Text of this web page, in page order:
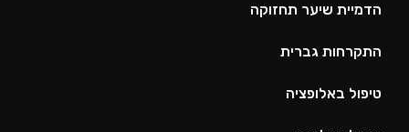
הדמיית שיער תחזוקה
התקרחות גברית
טיפול באלופציה